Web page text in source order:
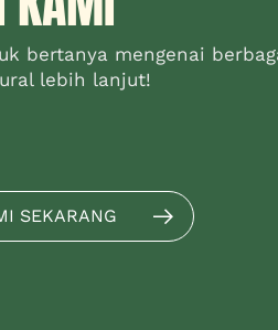
bertanya mengenai
lebih lanjut!
SEKARANG